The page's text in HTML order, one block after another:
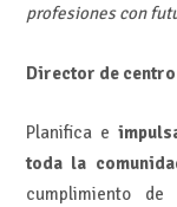
profesiones con
Director de
Planifica e
toda la
cumplimiento